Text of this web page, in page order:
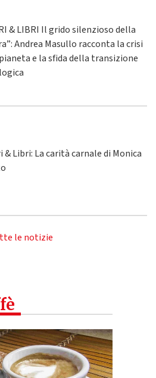
& LIBRI Il grido silenzioso della
Andrea Masullo racconta la crisi
e la sfida della transizione
& Libri: La carità carnale di Monica
le notizie